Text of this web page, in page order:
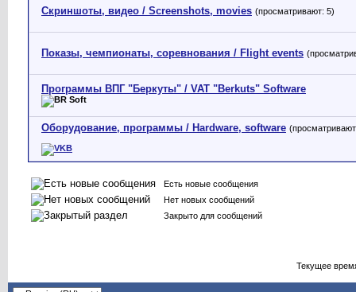
Скриншоты, видео / Screenshots, movies (просматривают: 5)
Показы, чемпионаты, соревнования / Flight events
Программы ВПГ "Беркуты" / VAT "Berkuts" Software
Оборудование, программы / Hardware, software
Есть новые сообщения
Нет новых сообщений
Закрыто для сообщений
Текущее